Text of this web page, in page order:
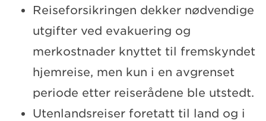
Reiseforsikringen dekker nødvendige
utgifter ved evakuering og
merkostnader knyttet til fremskyndet
hjemreise, men kun i en avgrenset
periode etter reiserådene ble utstedt.
Utenlandsreiser foretatt til land og i